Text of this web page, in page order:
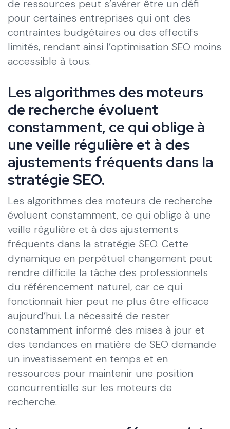
de ressources peut s’avérer être un défi
pour certaines entreprises qui ont des
contraintes budgétaires ou des effectifs
limités, rendant ainsi l’optimisation SEO moins
accessible à tous.
Les algorithmes des moteurs
de recherche évoluent
constamment, ce qui oblige à
une veille régulière et à des
ajustements fréquents dans la
stratégie SEO.
Les algorithmes des moteurs de recherche
évoluent constamment, ce qui oblige à une
veille régulière et à des ajustements
fréquents dans la stratégie SEO. Cette
dynamique en perpétuel changement peut
rendre difficile la tâche des professionnels
du référencement naturel, car ce qui
fonctionnait hier peut ne plus être efficace
aujourd’hui. La nécessité de rester
constamment informé des mises à jour et
des tendances en matière de SEO demande
un investissement en temps et en
ressources pour maintenir une position
concurrentielle sur les moteurs de
recherche.